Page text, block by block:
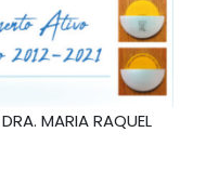
MARIA RAQUEL